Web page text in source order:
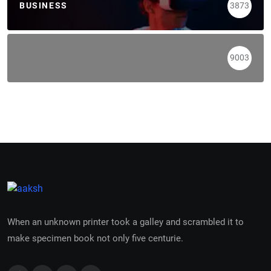
BUSINESS 3873
9003
When an unknown printer took a galley and scrambled it to
make specimen book not only five centurie.